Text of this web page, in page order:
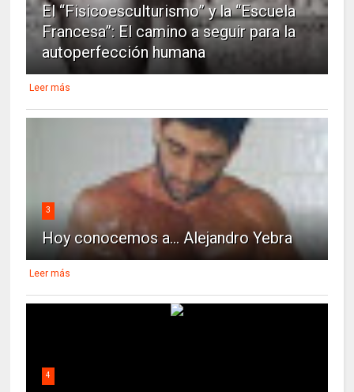
El “Fisicoesculturismo” y la “Escuela
Francesa”: El camino a seguir para la
autoperfección humana
Leer más
3
Hoy conocemos a... Alejandro Yebra
Leer más
4